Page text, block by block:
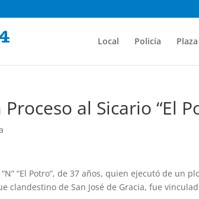
Local Policía
al Sicario “El
“N” “El Potro”, de 37 años, quien ejecutó de un
clandestino de San José de Gracia, fue